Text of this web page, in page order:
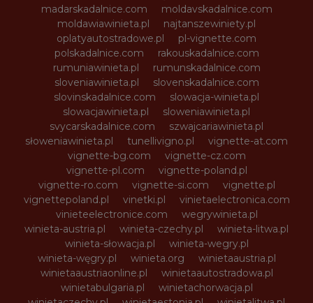
madarskadalnice.com
moldavskadalnice.com
moldawiawinieta.pl
najtanszewiniety.pl
oplatyautostradowe.pl
pl-vignette.com
polskadalnice.com
rakouskadalnice.com
rumuniawinieta.pl
rumunskadalnice.com
sloveniawinieta.pl
slovenskadalnice.com
slovinskadalnice.com
slowacja-winieta.pl
slowacjawinieta.pl
sloweniawinieta.pl
svycarskadalnice.com
szwajcariawinieta.pl
słoweniawinieta.pl
tunellivigno.pl
vignette-at.com
vignette-bg.com
vignette-cz.com
vignette-pl.com
vignette-poland.pl
vignette-ro.com
vignette-si.com
vignette.pl
vignettepoland.pl
vinetki.pl
vinietaelectronica.com
vinieteelectronice.com
wegrywinieta.pl
winieta-austria.pl
winieta-czechy.pl
winieta-litwa.pl
winieta-słowacja.pl
winieta-wegry.pl
winieta-węgry.pl
winieta.org
winietaaustria.pl
winietaaustriaonline.pl
winietaautostradowa.pl
winietabulgaria.pl
winietachorwacja.pl